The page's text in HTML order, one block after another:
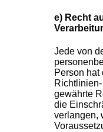
e) Recht
Jede von
Person hat
gewährte
die
verlangen,